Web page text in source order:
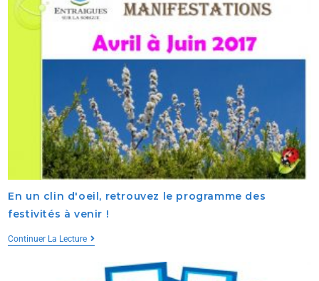
En un clin d'oeil, retrouvez le programme des
festivités à venir !
Continuer La Lecture